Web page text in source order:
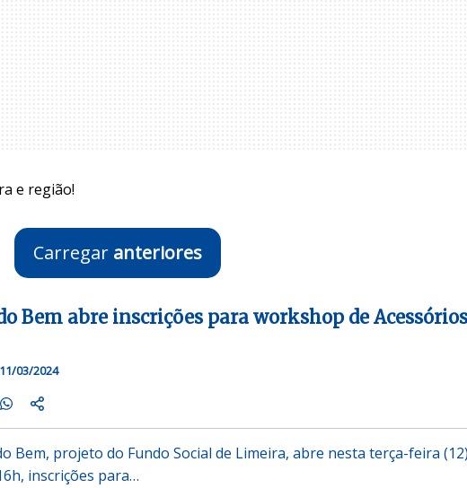
e região!
Carregar anteriores
Bem abre inscrições para workshop de Acessórios
11/03/2024
Bem, projeto do Fundo Social de Limeira, abre nesta terça-feira
inscrições para…